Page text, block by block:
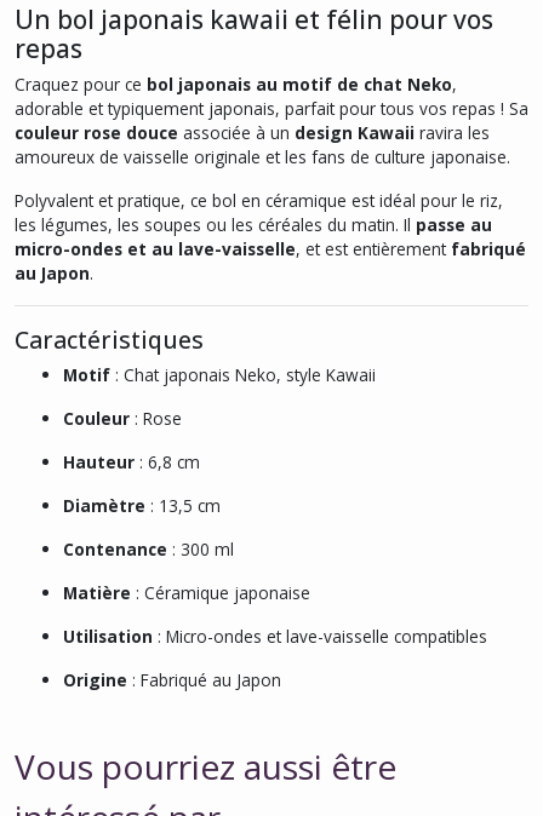
Un bol japonais kawaii et félin pour vos
repas
Craquez pour ce bol japonais au motif de chat Neko,
adorable et typiquement japonais, parfait pour tous vos repas ! Sa
couleur rose douce associée à un design Kawaii ravira les
amoureux de vaisselle originale et les fans de culture japonaise.
Polyvalent et pratique, ce bol en céramique est idéal pour le riz,
les légumes, les soupes ou les céréales du matin. Il passe au
micro-ondes et au lave-vaisselle, et est entièrement fabriqué
au Japon.
Caractéristiques
Motif : Chat japonais Neko, style Kawaii
Couleur : Rose
Hauteur : 6,8 cm
Diamètre : 13,5 cm
Contenance : 300 ml
Matière : Céramique japonaise
Utilisation : Micro-ondes et lave-vaisselle compatibles
Origine : Fabriqué au Japon
Vous pourriez aussi être